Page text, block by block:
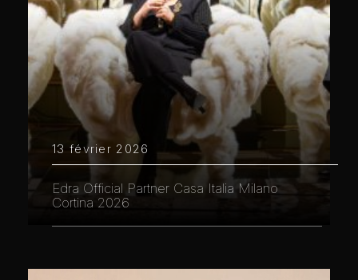
13 février 2026
Edra Official Partner Casa Italia Milano
Cortina 2026